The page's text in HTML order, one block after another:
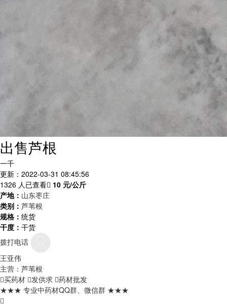
出售芦根
一千
更新：2022-03-31 08:45:56
1326 人已查看
10 元/公斤
产地： 山东枣庄
类别： 芦苇根
规格： 统货
干度： 干货
拨打电话
王亚伟
主营：芦苇根
买药材 发供求 药材批发
★★★ 专业中药材QQ群、微信群 ★★★